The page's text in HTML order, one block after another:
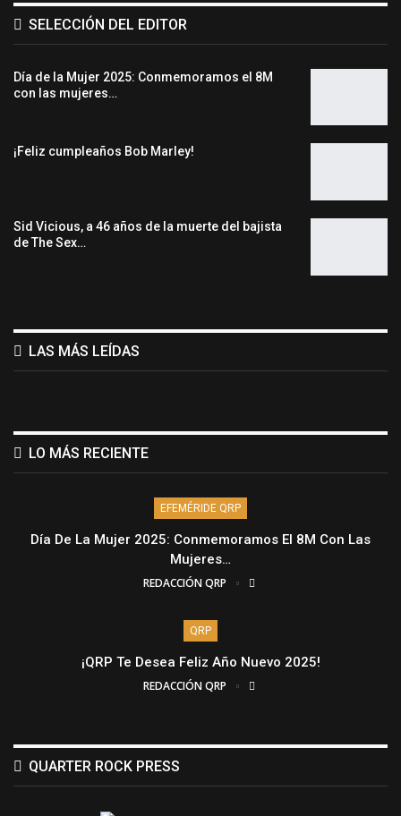
SELECCIÓN DEL EDITOR
Día de la Mujer 2025: Conmemoramos el 8M
con las mujeres…
¡Feliz cumpleaños Bob Marley!
Sid Vicious, a 46 años de la muerte del bajista
de The Sex…
LAS MÁS LEÍDAS
LO MÁS RECIENTE
EFEMÉRIDE QRP
Día De La Mujer 2025: Conmemoramos El 8M Con Las
Mujeres…
REDACCIÓN QRP
QRP
¡QRP Te Desea Feliz Año Nuevo 2025!
REDACCIÓN QRP
QUARTER ROCK PRESS